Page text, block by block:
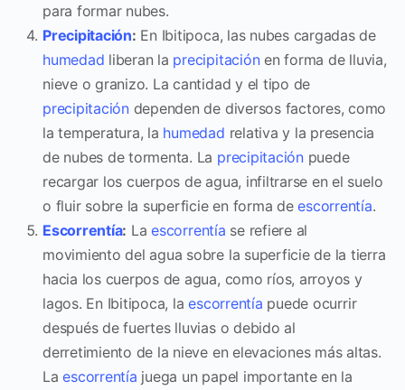
para formar nubes.
Precipitación: En Ibitipoca, las nubes cargadas de
humedad liberan la precipitaciónen forma de lluvia,
nieve o granizo. La cantidad y el tipo de
precipitacióndependen de diversos factores, como
la temperatura, la humedad relativa y la presencia
de nubes de tormenta. La precipitaciónpuede
recargar los cuerpos de agua, infiltrarse en el suelo
o fluir sobre la superficie en forma deescorrentía.
Escorrentía: Laescorrentía se refiere al
movimiento del agua sobre la superficie de la tierra
hacia los cuerpos de agua, como ríos, arroyos y
lagos. En Ibitipoca, laescorrentía puede ocurrir
después de fuertes lluvias o debido al
derretimiento de la nieve en elevaciones más altas.
Laescorrentía juega un papel importante en la